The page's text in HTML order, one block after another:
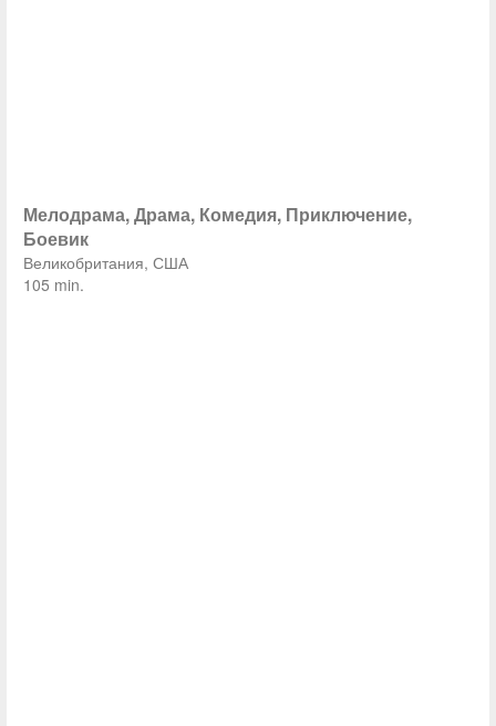
Мелодрама, Драма, Комедия, Приключение,
Боевик
Великобритания, США
105 min.